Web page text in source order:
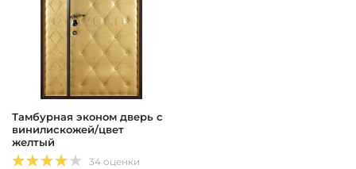
Тамбурная эконом дверь с
винилискожей/цвет
желтый
34 оценки